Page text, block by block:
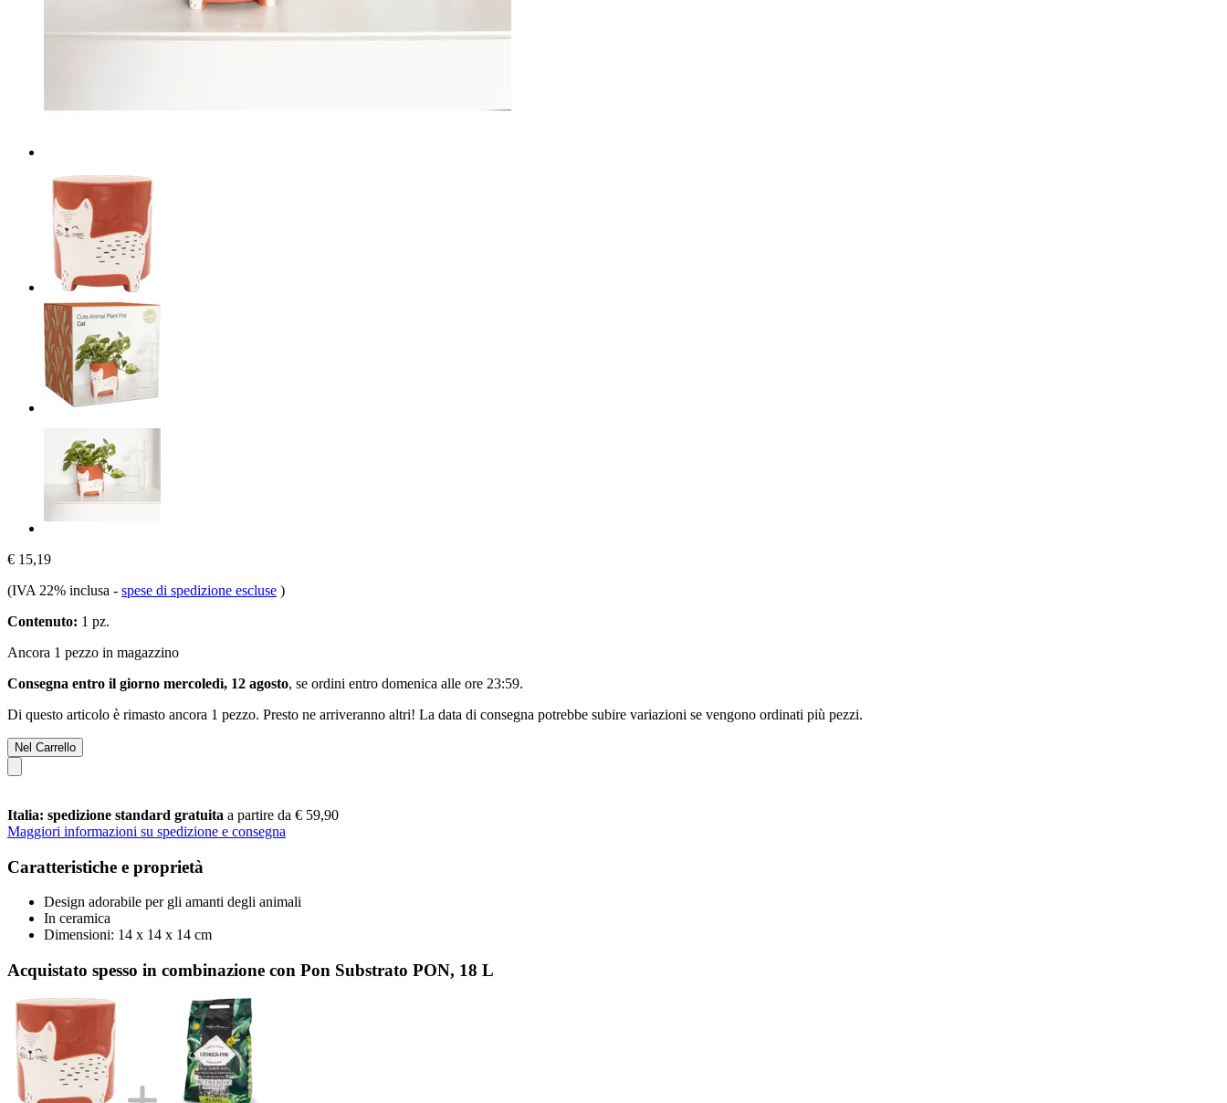
€ 15,19
(IVA 22% inclusa - spese di spedizione escluse )
Contenuto: 1 pz.
Ancora 1 pezzo in magazzino
Consegna entro il giorno mercoledì, 12 agosto, se ordini entro domenica alle ore 23:59.
Di questo articolo è rimasto ancora 1 pezzo. Presto ne arriveranno altri! La data di consegna potrebbe subire variazioni se vengono ordinati più pezzi.
Nel Carrello
Italia: spedizione standard gratuita a partire da € 59,90
Maggiori informazioni su spedizione e consegna
Caratteristiche e proprietà
Design adorabile per gli amanti degli animali
In ceramica
Dimensioni: 14 x 14 x 14 cm
Acquistato spesso in combinazione con Pon Substrato PON, 18 L